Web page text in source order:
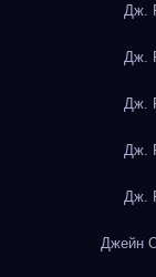
Дж.
Дж.
Дж.
Дж.
Дж.
Джейн